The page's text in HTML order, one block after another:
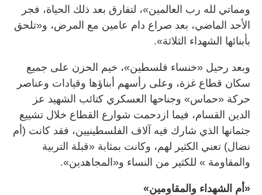
ومماتي لله رب العالمين»، لتفارق بعد ذلك الحياة، فجر
الأحد الماضي، بعد صراع دام عامين مع المرض، و«تلحق
بأبنائها الشهداء الثلاثة».
وبعد رحيل «خنساء فلسطين»، خيم الحزن على جميع
سكان قطاع غزة، وعلى رأسهم أبناؤها وقيادات وعناصر
حركة «حماس» وجناحها العسكري كتائب الشهيد عز
الدين القسام، فيما ازدحمت شوارع القطاع خلال تشييع
جثمانها الذي شارك فيه آلاف الفلسطينيين، فقد كانت (أم
نضال) تعني الكثير لهم، وكانت بمثابة «قبلة التربية
والمقاومة » للكثير من النساء و«المجاهدين».
«أم الشهداء والمقاومين»